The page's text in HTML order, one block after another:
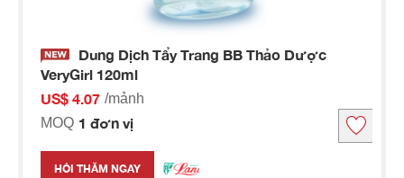
Dung Dịch Tẩy Trang BB Thảo Dược
VeryGirl 120ml
US$ 4.07 /mảnh
MOQ 1 đơn vị
HỎI THĂM NGAY